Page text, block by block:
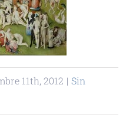
11th, 2012 | Sin